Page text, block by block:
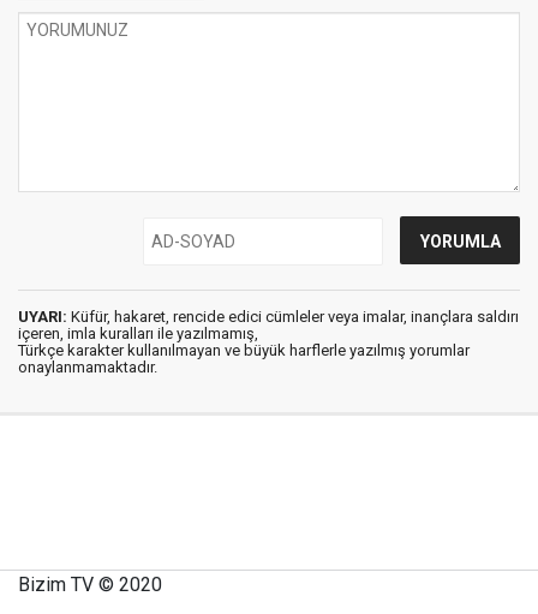
UYARI: Küfür, hakaret, rencide edici cümleler veya imalar, inançlara saldırı
içeren, imla kuralları ile yazılmamış,
Türkçe karakter kullanılmayan ve büyük harflerle yazılmış yorumlar
onaylanmamaktadır.
Bizim TV © 2020